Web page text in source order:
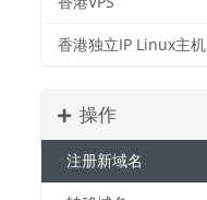
香港独立IP Linux主机
操作
注册新域名